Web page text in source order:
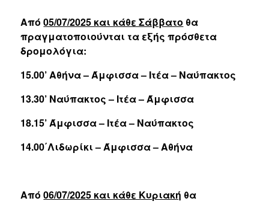
Από05/07/2025 και κάθε Σάββατο θα
πραγματοποιούνται τα εξής πρόσθετα
δρομολόγια:
15.00’ Αθήνα – Άμφισσα – Ιτέα – Ναύπακτος
13.30’ Ναύπακτος – Ιτέα – Άμφισσα
18.15’ Άμφισσα – Ιτέα – Ναύπακτος
14.00΄Λιδωρίκι – Άμφισσα – Αθήνα
Από06/07/2025 και κάθε Κυριακή θα